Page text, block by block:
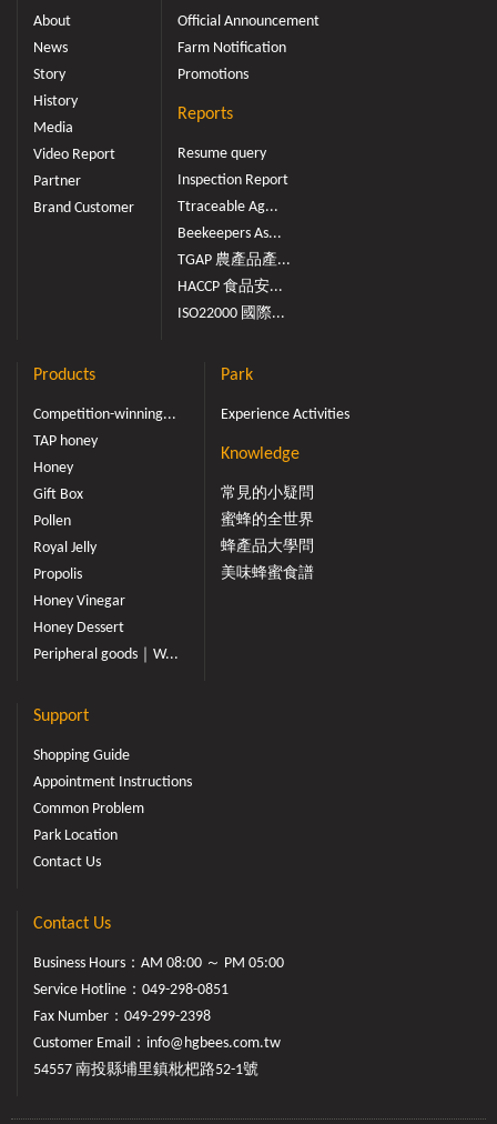
About
News
Story
History
Media
Video Report
Partner
Brand Customer
Official Announcement
Farm Notification
Promotions
Reports
Resume query
Inspection Report
Ttraceable Ag...
Beekeepers As...
TGAP 農產品產...
HACCP 食品安...
ISO22000 國際...
Products
Competition-winning...
TAP honey
Honey
Gift Box
Pollen
Royal Jelly
Propolis
Honey Vinegar
Honey Dessert
Peripheral goods｜W...
Park
Experience Activities
Knowledge
常見的小疑問
蜜蜂的全世界
蜂產品大學問
美味蜂蜜食譜
Support
Shopping Guide
Appointment Instructions
Common Problem
Park Location
Contact Us
Contact Us
Business Hours：AM 08:00 ～ PM 05:00
Service Hotline： 049-298-0851
Fax Number：049-299-2398
Customer Email： info@hgbees.com.tw
54557 南投縣埔里鎮枇杷路52-1號